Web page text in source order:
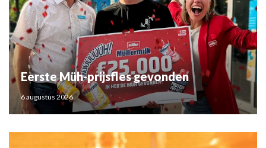
Eerste Müh-prijsfles gevonden
6 augustus 2026